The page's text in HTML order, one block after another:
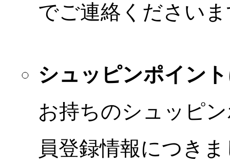
でご連絡ください
シュッピンポイン
お持ちのシュッピ
員登録情報につき